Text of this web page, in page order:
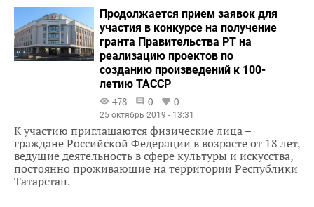
Продолжается прием заявок для
участия в конкурсе на получение
гранта Правительства РТ на
реализацию проектов по
созданию произведений к 100-
летию ТАССР
478
0 0
25 октябрь 2019 - 13:31
К участию приглашаются физические лица –
граждане Российской Федерации в возрасте от 18 лет,
ведущие деятельность в сфере культуры и искусства,
постоянно проживающие на территории Республики
Татарстан.